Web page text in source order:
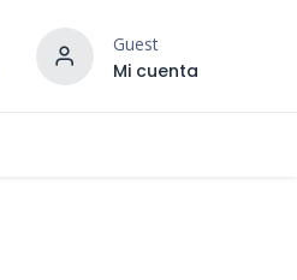
Guest
Mi cuenta
¡DESCUBRE NUESTRO